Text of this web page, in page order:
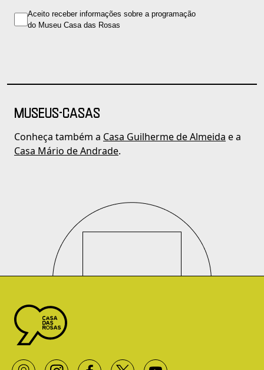
Conformidade LGPD
Aceito receber informações sobre a programação
do Museu Casa das Rosas
MUSEUS-CASAS
Conheça também a Casa Guilherme de Almeida e a
Casa Mário de Andrade.